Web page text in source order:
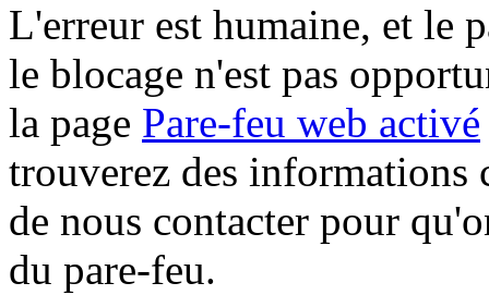
L'erreur est humaine, et le
le blocage n'est pas
la page Pare-feu web activé
trouverez des informations
de nous contacter pour
du pare-feu.